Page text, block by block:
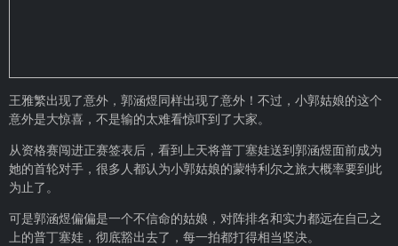
王雅繁出现了意外，郭涵煜同样出现了意外！不过，小郭姑娘的这个
意外是大惊喜，不是输的太难看惊吓到了大家。
从资格赛闯进正赛签表后，看到上天将普丁塞娃送到郭涵煜面前成为
她的首轮对手，很多人都认为小郭姑娘的蒙特利尔之旅大概率要到此
为止了。
可是郭涵煜偏偏是一个不信命的姑娘，对阵排名和实力都远在自己之
上的普丁塞娃，彻底豁出去了，每一拍都打得相当坚决。